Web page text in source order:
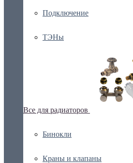
Подключение
ТЭНы
Все для радиаторов
Бинокли
Краны и клапаны